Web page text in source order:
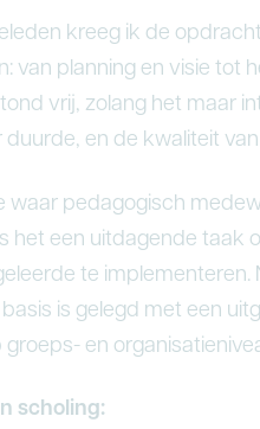
kreeg ik de
van planning en visie tot
vrij, zolang het maar
duurde, en de kwaliteit
waar pedagogisch
het een uitdagende taak
te
is gelegd met een
groeps- en
scholing: